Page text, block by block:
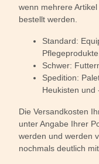
wenn mehrere
bestellt werden.
Standard:
Schwer:
Spedition:
Heukisten und
Die Versandkosten
unter Angabe Ihrer
werden und werden
nochmals deutlich